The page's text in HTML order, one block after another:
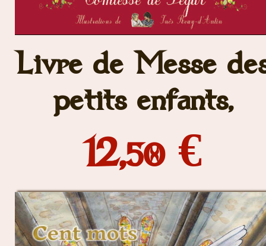
Livre de Messe
petits enfants,
12,50€